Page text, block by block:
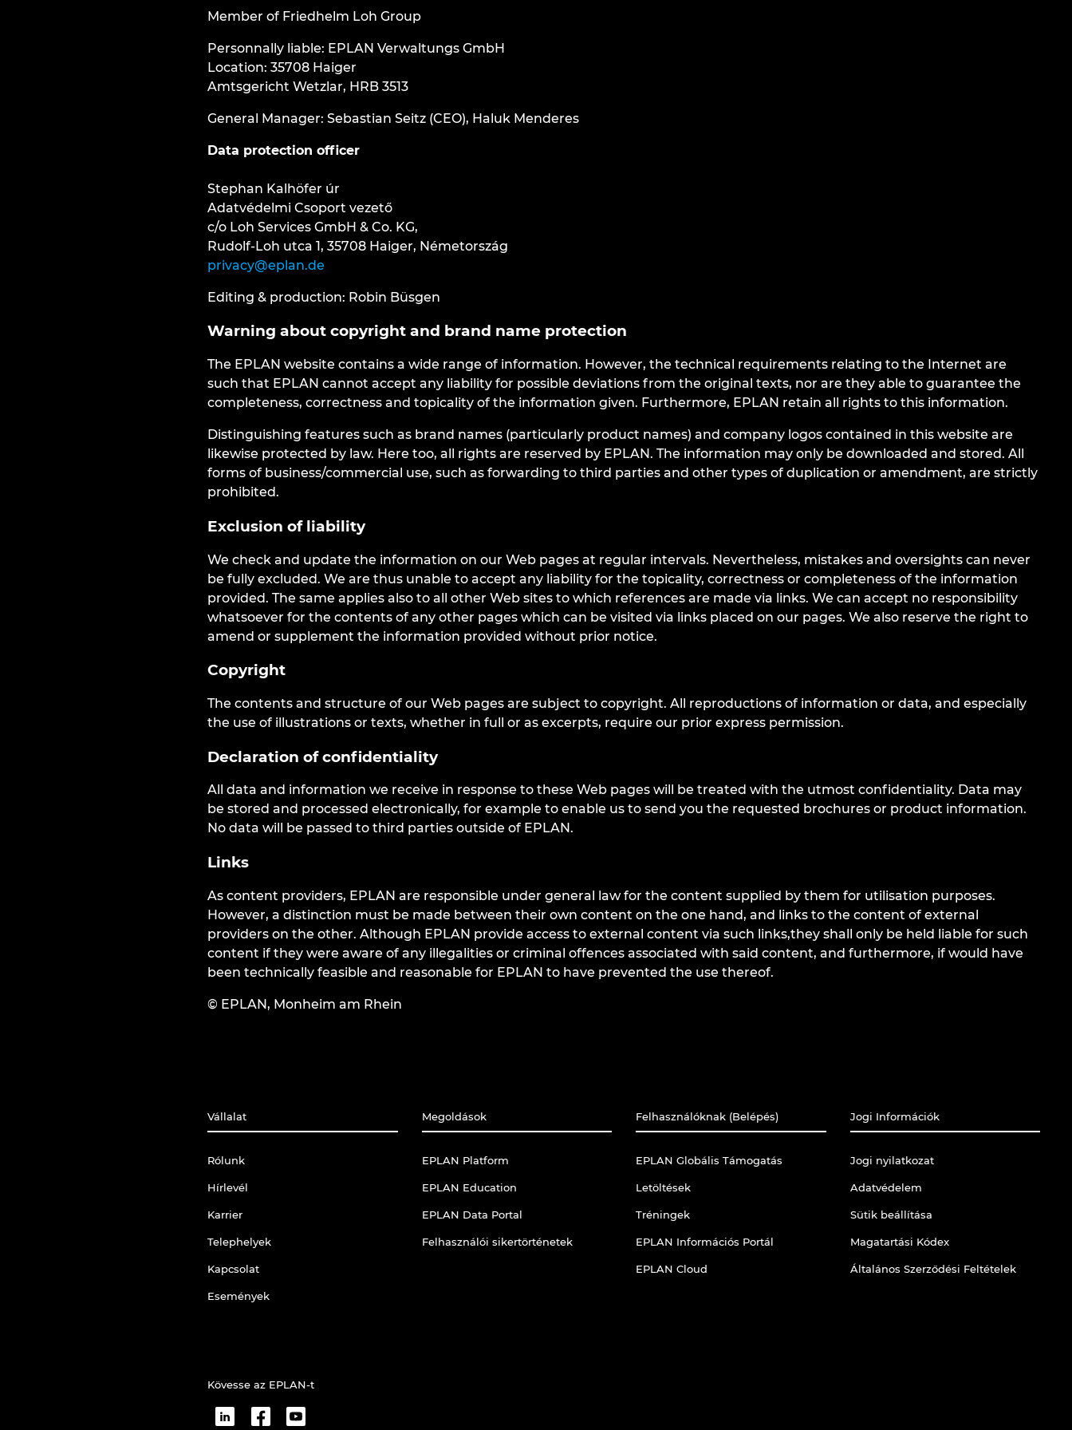
Member of Friedhelm Loh Group
Personnally liable: EPLAN Verwaltungs GmbH
Location: 35708 Haiger
Amtsgericht Wetzlar, HRB 3513
General Manager: Sebastian Seitz (CEO), Haluk Menderes
Data protection officer
Stephan Kalhöfer úr
Adatvédelmi Csoport vezető
c/o Loh Services GmbH & Co. KG,
Rudolf-Loh utca 1, 35708 Haiger, Németország
privacy@eplan.de
Editing & production: Robin Büsgen
Warning about copyright and brand name protection
The EPLAN website contains a wide range of information. However, the technical requirements relating to the Internet are
such that EPLAN cannot accept any liability for possible deviations from the original texts, nor are they able to guarantee the
completeness, correctness and topicality of the information given. Furthermore, EPLAN retain all rights to this information.
Distinguishing features such as brand names (particularly product names) and company logos contained in this website are
likewise protected by law. Here too, all rights are reserved by EPLAN. The information may only be downloaded and stored. All
forms of business/commercial use, such as forwarding to third parties and other types of duplication or amendment, are strictly
prohibited.
Exclusion of liability
We check and update the information on our Web pages at regular intervals. Nevertheless, mistakes and oversights can never
be fully excluded. We are thus unable to accept any liability for the topicality, correctness or completeness of the information
provided. The same applies also to all other Web sites to which references are made via links. We can accept no responsibility
whatsoever for the contents of any other pages which can be visited via links placed on our pages. We also reserve the right to
amend or supplement the information provided without prior notice.
Copyright
The contents and structure of our Web pages are subject to copyright. All reproductions of information or data, and especially
the use of illustrations or texts, whether in full or as excerpts, require our prior express permission.
Declaration of confidentiality
All data and information we receive in response to these Web pages will be treated with the utmost confidentiality. Data may
be stored and processed electronically, for example to enable us to send you the requested brochures or product information.
No data will be passed to third parties outside of EPLAN.
Links
As content providers, EPLAN are responsible under general law for the content supplied by them for utilisation purposes.
However, a distinction must be made between their own content on the one hand, and links to the content of external
providers on the other. Although EPLAN provide access to external content via such links,they shall only be held liable for such
content if they were aware of any illegalities or criminal offences associated with said content, and furthermore, if would have
been technically feasible and reasonable for EPLAN to have prevented the use thereof.
© EPLAN, Monheim am Rhein
Vállalat
Rólunk
Hírlevél
Karrier
Telephelyek
Kapcsolat
Események
Megoldások
EPLAN Platform
EPLAN Education
EPLAN Data Portal
Felhasználói sikertörténetek
Felhasználóknak (Belépés)
EPLAN Globális Támogatás
Letöltések
Tréningek
EPLAN Információs Portál
EPLAN Cloud
Jogi Információk
Jogi nyilatkozat
Adatvédelem
Sütik beállítása
Magatartási Kódex
Általános Szerződési Feltételek
Kövesse az EPLAN-t